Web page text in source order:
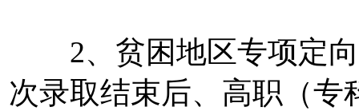
2、贫困地区专项定向
次录取结束后、高职（专